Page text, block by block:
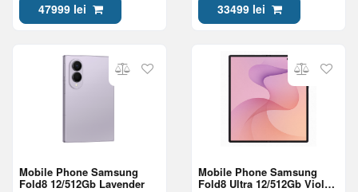
47999 lei 33499 lei
Mobile Phone Samsung
Fold8 12/512Gb Lavender
Mobile Phone Samsung
Fold8 Ultra 12/512Gb Violet